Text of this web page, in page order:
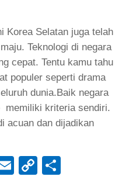
Korea Selatan juga telah
Teknologi di negara
cepat. Tentu kamu tahu
populer seperti drama
dunia.Baik negara
memiliki kriteria sendiri.
acuan dan dijadikan
EmailCopy